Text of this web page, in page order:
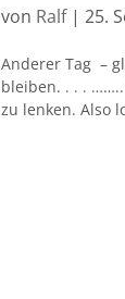
von Ralf| 25.
Anderer Tag –
bleiben. . . .
zu lenken. Also